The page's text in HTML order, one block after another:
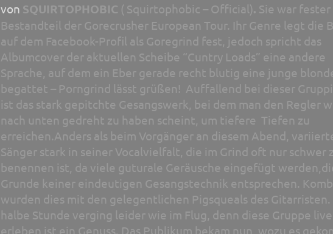
von SQUIRTOPHOBIC ( Squirtophobic – Official). Sie war fester
Bestandteil der Gorecrusher European Tour. Ihr Genre legt die
auf dem Facebook-Profil als Goregrind fest, jedoch spricht das
Albumcover der aktuellen Scheibe “Cuntry Loads” eine andere
Sprache, auf dem ein Eber gerade recht blutig eine junge
begattet – Porngrind lässt grüßen! Auffallend bei dieser
ist das stark gepitchte Gesangswerk, bei dem man den Regler
nach unten gedreht zu haben scheint, um tiefere Tiefen zu
erreichen.Anders als beim Vorgänger an diesem Abend,
Sänger stark in seiner Vocalvielfalt, die im Grind oft nur schwer
benennen ist, da viele guturale Geräusche eingefügt
Grunde keiner eindeutigen Gesangstechnik entsprechen.
wurden dies mit den gelegentlichen Pigsqueals des
halbe Stunde verging leider wie im Flug, denn diese Gruppe
erleben ist ein Genuss. Das Publikum bekam nun, wozu es